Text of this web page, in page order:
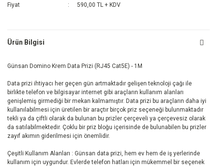
Fiyat
590,00 TL + KDV
Ürün Bilgisi
Günsan Domino Krem Data Prizi (RJ45 Cat5E) - 1M
Data prizi ihtiyacı her geçen gün artmaktadır gelişen teknoloji çağı ile
birlikte telefon ve bilgisayar internet gibi araçların kullanım alanları
genişlemiş girmediği bir mekan kalmamıştır. Data prizi bu araçların daha iyi
kullanılabilmesi için üretilen bir araçtır birçok priz seçeneği bulunmaktadır
tekli ya da çiftli olarak da bulunan bu prizler çerçeveli ya çerçevesiz olarak
da satılabilmektedir. Çoklu bir priz bloğu içerisinde de bulunabilen bu prizler
zayıf akımın giderilmesi için önemlidir.
Çeşitli Kullanım Alanları : Günsan data prizi, hem ev hem de iş yerlerinde
kullanım için uygundur. Evlerde telefon hatları için mükemmel bir seçenek